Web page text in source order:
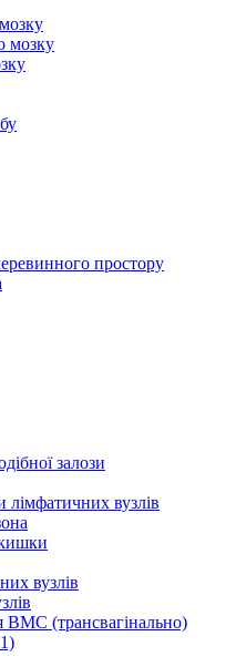
мозку
простору
залози
вузлів
вузлів
ВМС (трансвагінально)